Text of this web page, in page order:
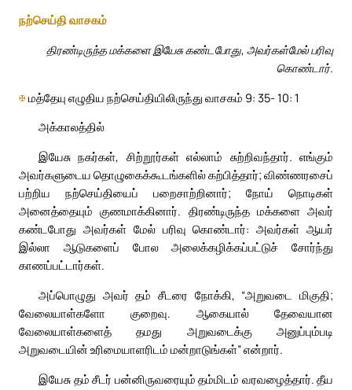
நற்செய்தி வாசகம்
திரண்டிருந்த மக்களை இயேசு கண்டபோது, அவர்கள்மேல் பரிவு
கொண்டார்.
✠மத்தேயு எழுதிய நற்செய்தியிலிருந்து வாசகம் 9: 35- 10: 1
அக்காலத்தில்
இயேசு நகர்கள், சிற்றூர்கள் எல்லாம் சுற்றிவந்தார். எங்கும்
அவர்களுடைய தொழுகைக்கூடங்களில் கற்பித்தார்; விண்ணரசைப்
பற்றிய நற்செய்தியைப் பறைசாற்றினார்; நோய் நொடிகள்
அனைத்தையும் குணமாக்கினார். திரண்டிருந்த மக்களை அவர்
கண்டபோது அவர்கள் மேல் பரிவு கொண்டார்: அவர்கள் ஆயர்
இல்லா ஆடுகளைப் போல அலைக்கழிக்கப்பட்டுச் சோர்ந்து
காணப்பட்டார்கள்.
அப்பொழுது அவர் தம் சீடரை நோக்கி, “அறுவடை மிகுதி;
வேலையாள்களோ குறைவு. ஆகையால் தேவையான
வேலையாள்களைத் தமது அறுவடைக்கு அனுப்பும்படி
அறுவடையின் உரிமையாளரிடம் மன்றாடுங்கள்” என்றார்.
இயேசு தம் சீடர் பன்னிருவரையும் தம்மிடம் வரவழைத்தார். தீய